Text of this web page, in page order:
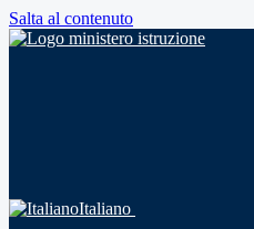
Salta al contenuto
Italiano